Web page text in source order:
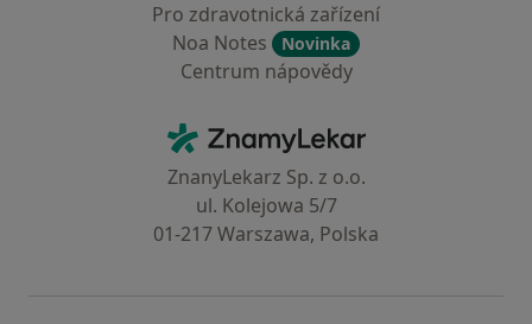
Pro zdravotnická zařízení
Noa Notes
Novinka
Centrum nápovědy
ZnamyLekar - Hlavní stránka
ZnanyLekarz Sp. z o.o.
ul. Kolejowa 5/7
01-217 Warszawa, Polska